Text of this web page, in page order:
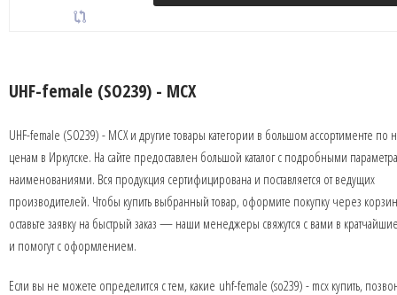
UHF-female (SO239) - MCX
UHF-female (SO239) - MCX и другие товары категории в большом ассортименте по
ценам в Иркутске. На сайте предоставлен большой каталог с подробными
наименованиями. Вся продукция сертифицирована и поставляется от ведущих
производителей. Чтобы купить выбранный товар, оформите покупку через
оставьте заявку на быстрый заказ — наши менеджеры свяжутся с вами в
и помогут с оформлением.
Если вы не можете определится с тем, какие uhf-female (so239) - mcx купить,